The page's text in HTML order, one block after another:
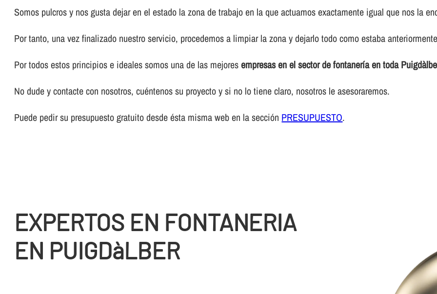
Somos pulcros y nos gusta dejar en el estado la zona de trabajo en la que actuamos exactamente igual que nos la
Por tanto, una vez finalizado nuestro servicio, procedemos a limpiar la zona y dejarlo todo como estaba
Por todos estos principios e ideales somos una de las mejoresempresas en el sector de fontanerí­a en toda
No dude y contacte con nosotros, cuéntenos su proyecto y si no lo tiene claro, nosotros le asesoraremos.
Puede pedir su presupuesto gratuito desde ésta misma web en la sección PRESUPUESTO.
EXPERTOS EN FONTANERIA
EN PUIGDàLBER